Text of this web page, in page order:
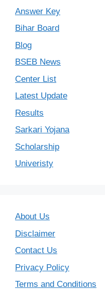
Answer Key
Bihar Board
Blog
BSEB News
Center List
Latest Update
Results
Sarkari Yojana
Scholarship
Univeristy
About Us
Disclaimer
Contact Us
Privacy Policy
Terms and Conditions